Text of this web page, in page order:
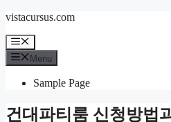
Skip
content
vistacursus.com
Menu
Menu
Sample Page
건대파티룸 신청방법